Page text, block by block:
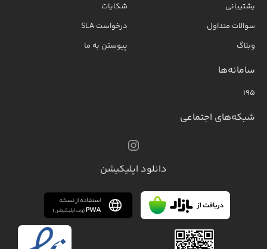
پشتیبانی
سوالات متداول
وبلاگ
شکایات
درخواست SLA
پیوستن به ما
سامانه‌ها
۱۹۵
شبکه‌های اجتماعی
دانلود اپلیکیشن